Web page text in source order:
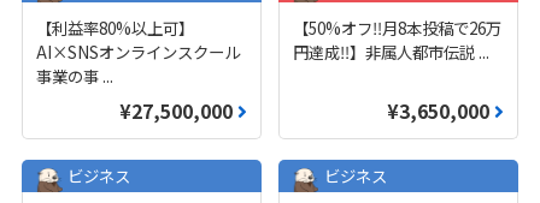
【利益率80%以上可】
AI×SNSオンラインスクール
事業の事 ...
¥27,500,000
【50%オフ‼️月8本投稿で26万
円達成‼️】非属人都市伝説 ...
¥3,650,000
ビジネス
ビジネス